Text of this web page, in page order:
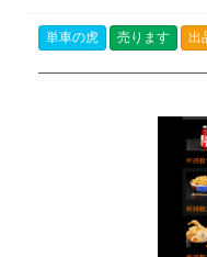
単車の虎 売ります 出